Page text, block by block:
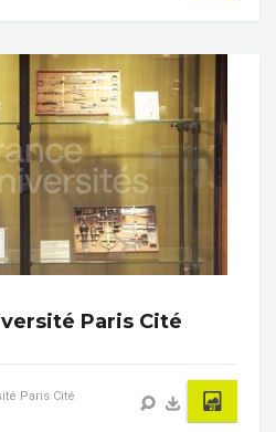
Paris Cité
Paris Cité